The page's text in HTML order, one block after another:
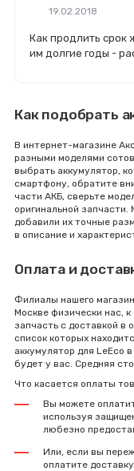
19.02.2018
Как продлить срок
им долгие годы -
Как подобрать
В интернет-магазине
разными моделями
выбрать аккумулятор,
смартфону, обратите
части АКБ, сверьте
оригинальной
добавили их точные
в описание и
Оплата и
Филиалы нашего
Москве физически нас,
запчасть с доставкой в
список которых
аккумулятор для LeEco
будет у вас. Средняя
Что касается оплаты
Вы можете
используя
любезно
Или, если вы
оплатите